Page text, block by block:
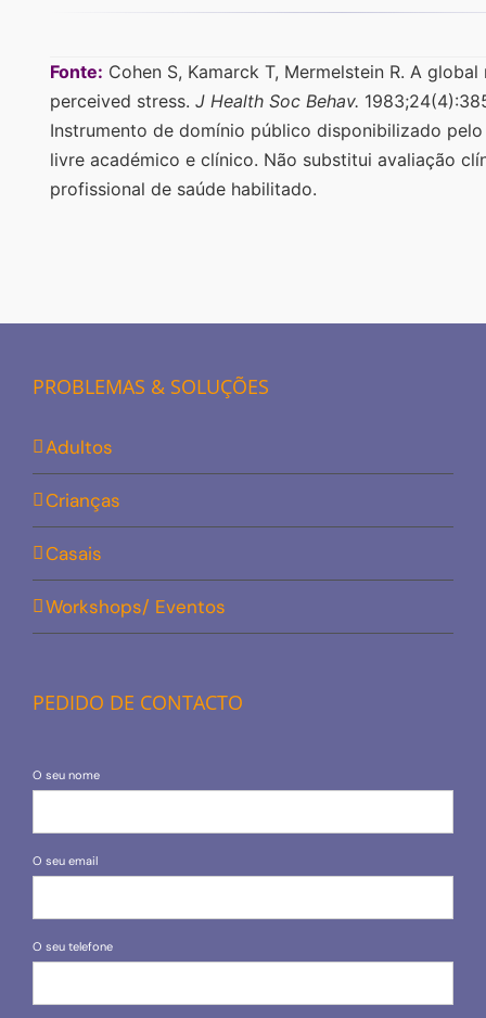
Fonte: Cohen S, Kamarck T, Mermelstein R. A global
perceived stress. J Health Soc Behav.
Instrumento de domínio público disponibilizado
livre académico e clínico. Não substitui avaliação
profissional de saúde habilitado.
PROBLEMAS & SOLUÇÕES
Adultos
Crianças
Casais
Workshops/ Eventos
PEDIDO DE CONTACTO
O seu nome
O seu email
O seu telefone